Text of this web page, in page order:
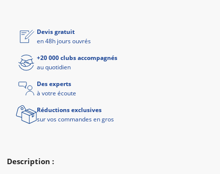
Description :
Devis gratuit
en 48h jours ouvrés
+20 000 clubs accompagnés
au quotidien
Des experts
à votre écoute
Réductions exclusives
sur vos commandes en gros